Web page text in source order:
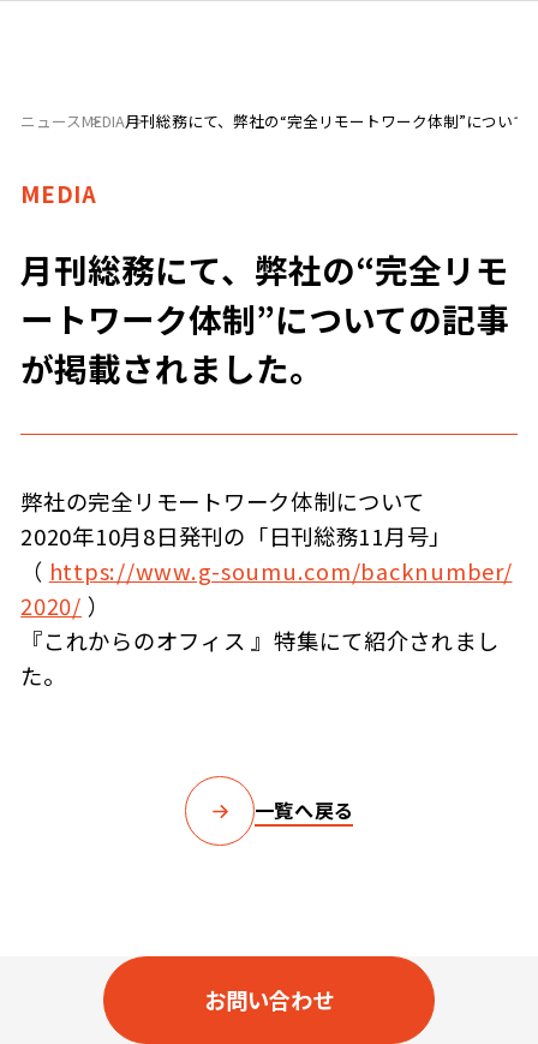
ニュースMEDIA月刊総務にて、弊社の“完全リモートワーク体制”につい
MEDIA
月刊総務にて、弊社の“完全リモ
ートワーク体制”についての記事
が掲載されました。
弊社の完全リモートワーク体制について
2020年10月8日発刊の「日刊総務11月号」
（ https://www.g-soumu.com/backnumber/
2020/ ）
『これからのオフィス 』特集にて紹介されまし
た。
一覧へ戻る
お問い合わせ